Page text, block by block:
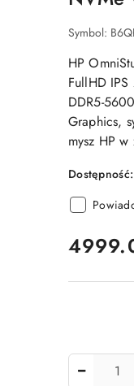
Symbol:
HP
FullHD
DDR5-
Graphics,
mysz HP
Dostępność:
cena: